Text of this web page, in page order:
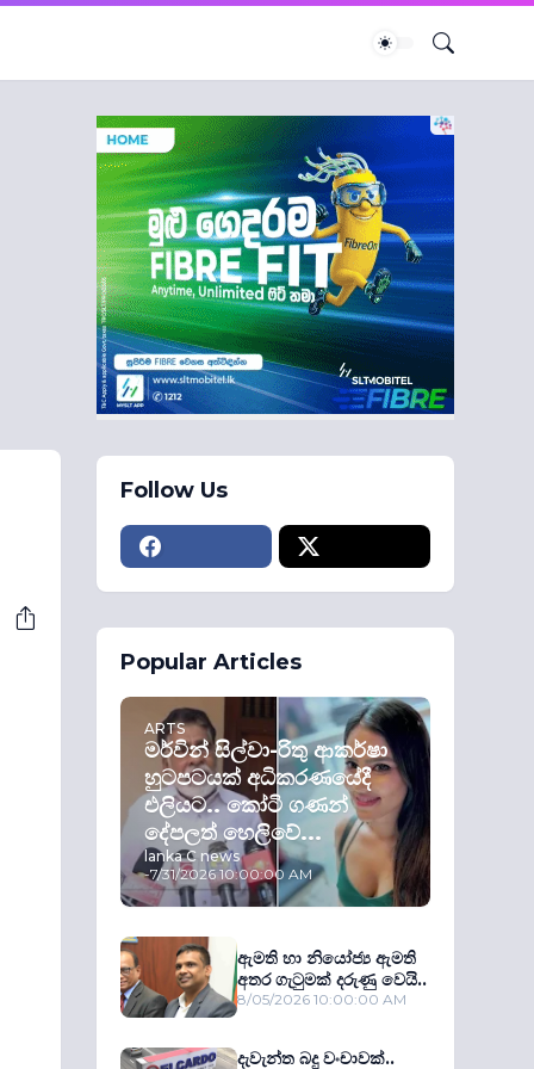
Follow Us
Popular Articles
ARTS
මර්වින් සිල්වා-රිතු ආකර්ෂා
හුටපටයක් අධිකරණයේදී
එලියට.. කෝටි ගණන්
දේපලත් හෙලිවේ...
lanka C news
-7/31/2026 10:00:00 AM
ඇමති හා නියෝජ්‍ය ඇමති
අතර ගැටුමක් දරුණු වෙයි..
8/05/2026 10:00:00 AM
දැවැන්ත බදු වංචාවක්..